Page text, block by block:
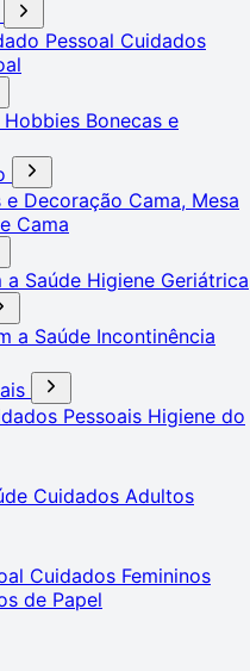
Pessoal Cuidados
Bonecas e
e Decoração Cama, Mesa
Cama
Saúde Higiene Geriátrica
a Saúde Incontinência
Pessoais Higiene do
Cuidados Adultos
Cuidados Femininos
de Papel